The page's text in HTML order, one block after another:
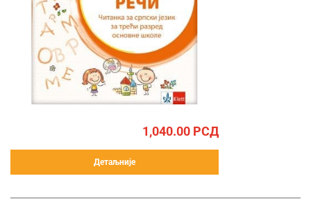
1,040.00 РСД
Детаљније